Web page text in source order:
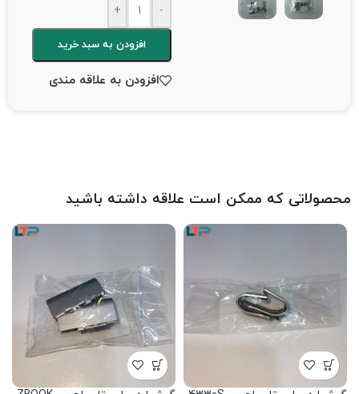
-
+
افزودن به سبد خرید
افزودن به علاقه مندی
محصولاتی که ممکن است علاقه داشته باشید